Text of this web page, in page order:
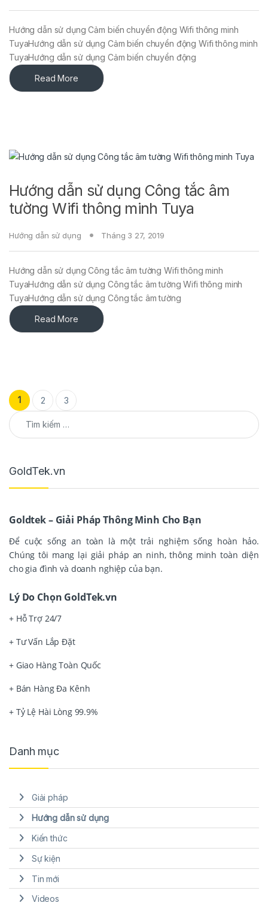
Hướng dẫn sử dụng Cảm biến chuyển động Wifi thông minh
TuyaHướng dẫn sử dụng Cảm biến chuyển động Wifi thông minh
TuyaHướng dẫn sử dụng Cảm biến chuyển động
Read More
Hướng dẫn sử dụng Công tắc âm
tường Wifi thông minh Tuya
Hướng dẫn sử dụng Tháng 3 27, 2019
Hướng dẫn sử dụng Công tắc âm tường Wifi thông minh
TuyaHướng dẫn sử dụng Công tắc âm tường Wifi thông minh
TuyaHướng dẫn sử dụng Công tắc âm tường
Read More
Phân trang bài viết
1 2
3
Tìm kiếm cho:
GoldTek.vn
Goldtek – Giải Pháp Thông Minh Cho Bạn
Để cuộc sống an toàn là một trải nghiệm sống hoàn hảo.
Chúng tôi mang lại giải pháp an ninh, thông minh toàn diện
cho gia đình và doanh nghiệp của bạn.
Lý Do Chọn GoldTek.vn
+ Hỗ Trợ 24/7
+ Tư Vấn Lắp Đặt
+ Giao Hàng Toàn Quốc
+ Bán Hàng Đa Kênh
+ Tỷ Lệ Hài Lòng 99.9%
Danh mục
Giải pháp
Hướng dẫn sử dụng
Kiến thức
Sự kiện
Tin mới
Videos